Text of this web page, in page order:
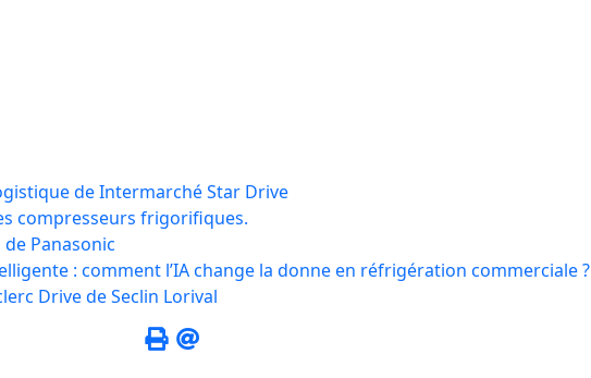
de Intermarché Star Drive
compresseurs frigorifiques.
Panasonic
: comment l’IA change la donne en réfrigération commerciale ?
Drive de Seclin Lorival